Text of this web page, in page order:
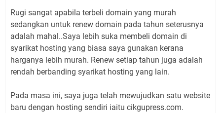
Rugi sangat apabila terbeli domain yang murah
sedangkan untuk renew domain pada tahun seterusnya
adalah mahal..Saya lebih suka membeli domain di
syarikat hosting yang biasa saya gunakan kerana
harganya lebih murah. Renew setiap tahun juga adalah
rendah berbanding syarikat hosting yang lain.
Pada masa ini, saya juga telah mewujudkan satu website
baru dengan hosting sendiri iaitu cikgupress.com.